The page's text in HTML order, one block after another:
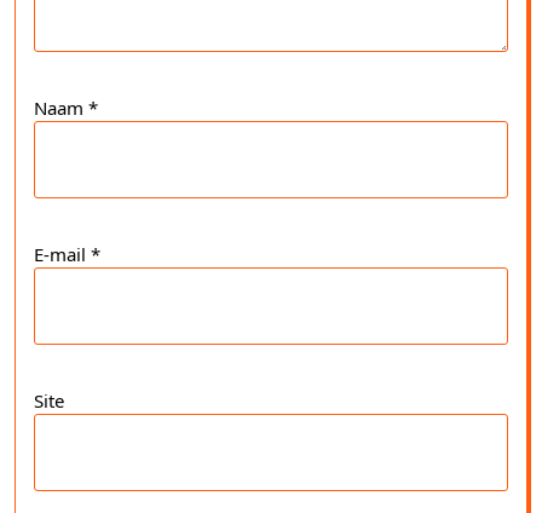
Naam *
E-mail *
Site